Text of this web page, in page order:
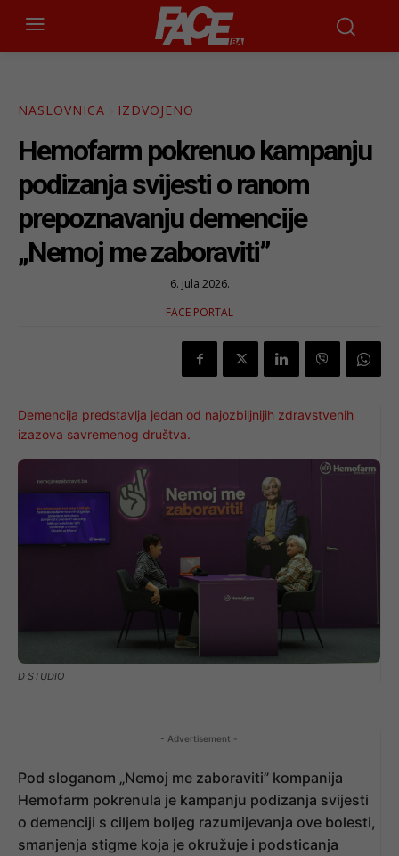
NASLOVNICA IZDVOJENO
Hemofarm pokrenuo kampanju
podizanja svijesti o ranom
prepoznavanju demencije
„Nemoj me zaboraviti”
6. jula 2026.
FACE PORTAL
Demencija predstavlja jedan od najozbiljnijih zdravstvenih
izazova savremenog društva.
D STUDIO
- Advertisement -
Pod sloganom „Nemoj me zaboraviti” kompanija
Hemofarm pokrenula je kampanju podizanja svijesti
o demenciji s ciljem boljeg razumijevanja ove bolesti,
smanjenja stigme koja je okružuje i podsticanja